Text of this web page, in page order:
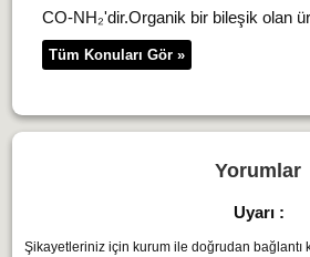
CO-NH₂'dir.Organik bir bileşik olan
Tüm Konuları Gör »
Yorumlar
Uyarı :
Şikayetleriniz için kurum ile doğrudan bağlantı